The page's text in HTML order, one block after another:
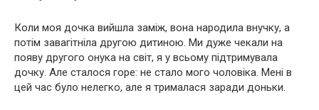
Коли моя дочка вийшла заміж, вона народила внучку, а
потім завагітніла другою дитиною. Ми дуже чекали на
появу другого онука на світ, я у всьому підтримувала
дочку. Але сталося горе: не стало мого чоловіка. Мені в
цей час було нелегко, але я трималася заради доньки.